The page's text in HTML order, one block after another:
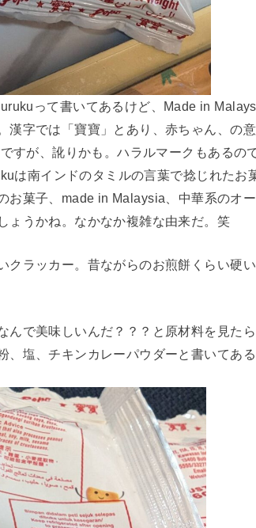
って書いてあるけど、Made in
漢字では「寶寶」とあり、赤ちゃん、の
すが、訛りかも。ハラルマークもあるの
は南インドのタミルの言葉で捻じれたお
お菓子、made in Malaysia、中華系のオ
ょうかね。なかなか複雑な由来だ。笑
クラッカー。昔ながらのお煎餅くらい硬
んで美味しいんだ？？？と原材料を見た
、塩、チキンカレーパウダーと書いてある